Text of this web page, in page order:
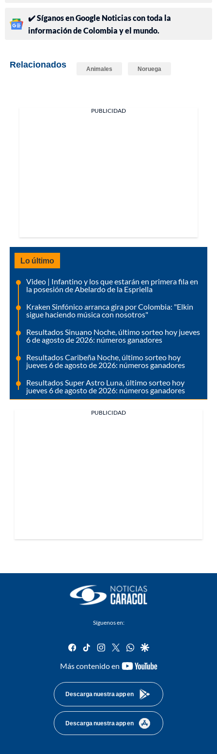
✔️ Síganos en Google Noticias con toda la
información de Colombia y el mundo.
Relacionados Animales Noruega
PUBLICIDAD
Lo último
Video | Infantino y los que estarán en primera fila en
la posesión de Abelardo de la Espriella
Kraken Sinfónico arranca gira por Colombia: "Elkin
sigue haciendo música con nosotros"
Resultados Sinuano Noche, último sorteo hoy jueves
6 de agosto de 2026: números ganadores
Resultados Caribeña Noche, último sorteo hoy
jueves 6 de agosto de 2026: números ganadores
Resultados Super Astro Luna, último sorteo hoy
jueves 6 de agosto de 2026: números ganadores
PUBLICIDAD
Síguenos en:
facebook
tiktok instagram
twitterwhatsapp
google
Más contenido en
youtube-
Descarga nuestra app en
Descarga nuestra app en